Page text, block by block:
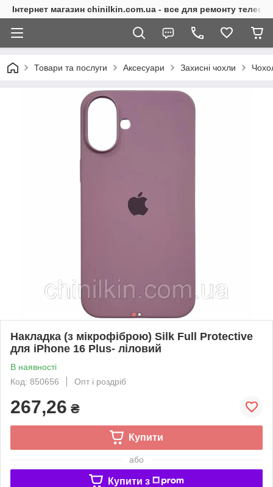
Інтернет магазин chinilkin.com.ua - все для ремонту
Товари та послуги Аксесуари Захисні чохли
Накладка (з мікрофіброю) Silk Full Protective
для iPhone 16 Plus- ліловий
В наявності
Код: 850656
Опт і роздріб
267,26 ₴
Купити
або
Купити з